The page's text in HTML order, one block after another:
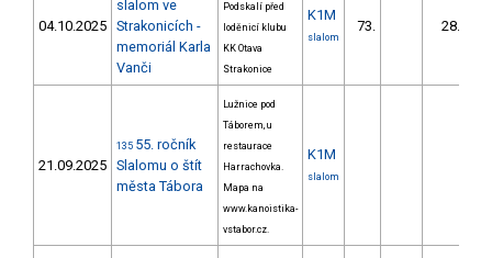
04.10.2025
slalom ve
Strakonicích -
memoriál Karla
Vanči
Podskalí před
loděnicí klubu
KK Otava
Strakonice
K1M
slalom
73. 28.64
21.09.2025
135 55. ročník
Slalomu o štít
města Tábora
Lužnice pod
Táborem, u
restaurace
Harrachovka.
Mapa na
www.kanoistika-
vstabor.cz.
K1M
slalom